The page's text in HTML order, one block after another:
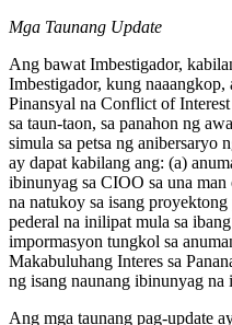
Mga Taunang Update
Ang bawat Imbestigador,
Imbestigador, kung naaangkop,
Pinansyal na Conflict of
sa taun-taon, sa panahon ng
simula sa petsa ng anibersaryo
ay dapat kabilang ang: (a)
ibinunyag sa CIOO sa una
na natukoy sa isang
pederal na inilipat mula sa
impormasyon tungkol sa
Makabuluhang Interes sa
ng isang naunang ibinunyag na
Ang mga taunang pag-update